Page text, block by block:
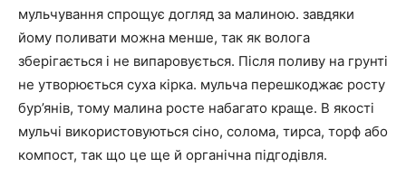
мульчування спрощує догляд за малиною. завдяки
йому поливати можна менше, так як волога
зберігається і не випаровується. Після поливу на грунті
не утворюється суха кірка. мульча перешкоджає росту
бур’янів, тому малина росте набагато краще. В якості
мульчі використовуються сіно, солома, тирса, торф або
компост, так що це ще й органічна підгодівля.